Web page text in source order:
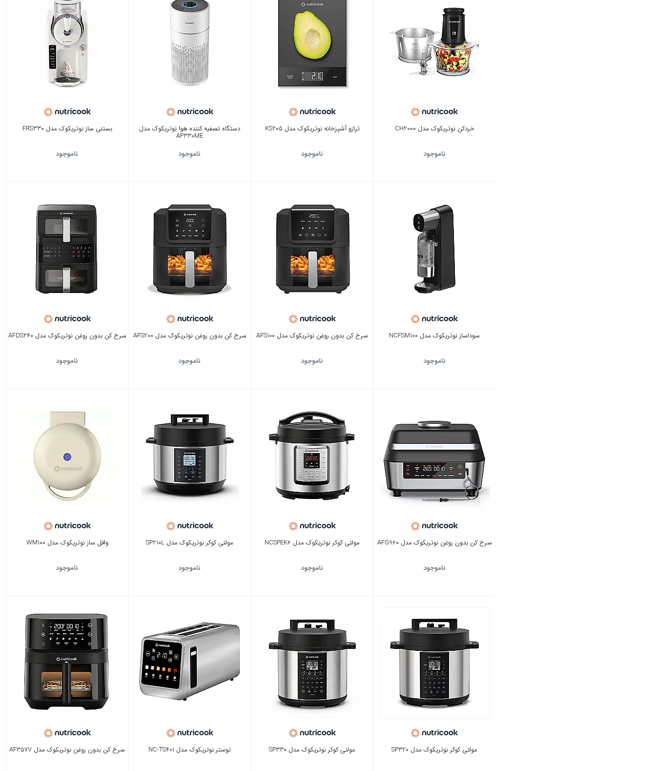
خردکن نوتریکوک مدل CH2000
ناموجود
ترازو آشپزخانه نوتریکوک مدل KS205
ناموجود
دستگاه تصفیه کننده هوا نوتریکوک مدل
AP330ME
ناموجود
بستنی ساز نوتریکوک مدل FRS330
ناموجود
سوداساز نوتریکوک مدل ‎NCFSM100
ناموجود
سرخ کن بدون روغن نوتریکوک مدل AFS100
ناموجود
سرخ کن بدون روغن نوتریکوک مدل AFS200
ناموجود
سرخ کن بدون روغن نوتریکوک مدل AFDS240
ناموجود
سرخ کن بدون روغن نوتریکوک مدل AFG960
ناموجود
مولتی کوکر نوتریکوک مدل NCSPEK6
ناموجود
مولتی کوکر نوتریکوک مدل SP210L
ناموجود
وافل ساز نوتریکوک مدل WM100
ناموجود
مولتی کوکر نوتریکوک مدل SP320 مولتی کوکر نوتریکوک مدل SP330 توستر نوتریکوک مدل NC-TS401 سرخ کن بدون روغن نوتریکوک مدل AF357V